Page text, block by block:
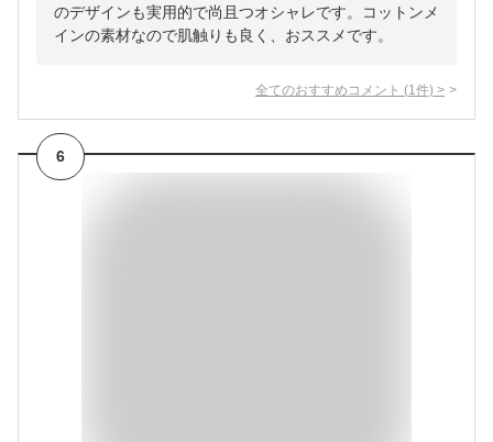
のデザインも実用的で尚且つオシャレです。コットンメ
インの素材なので肌触りも良く、おススメです。
全てのおすすめコメント (1 件) >
6